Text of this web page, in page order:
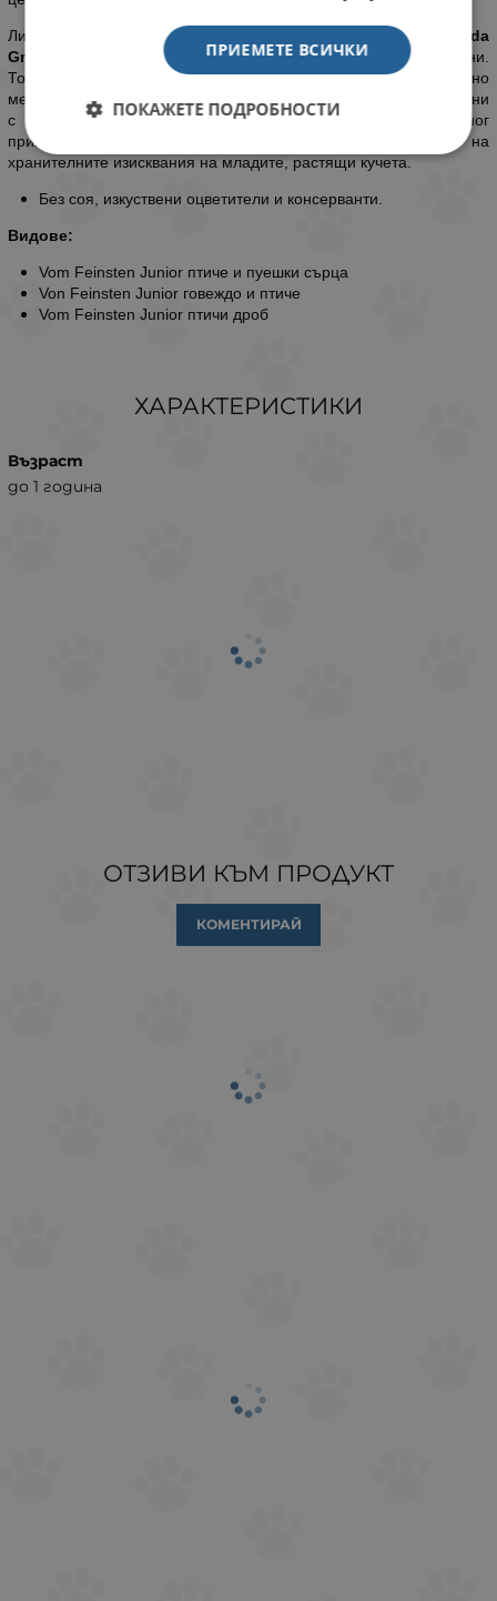
Линията Vom Feinsten , произведена в Германия от Animonda
GmbH
, предлага пастет за малки и растящи кученца над 35 дни.
Това са деликатесни пастети за кучета от висококачествено
месо, направени със специално подбрани съставки, съобразени
с изискванията на всяка фаза от живота на вашия четириног
приятел. Специално разработена да съответства на
хранителните изисквания на младите, растящи кучета.
Без соя, изкуствени оцветители и консерванти.
Видове:
Vom Feinsten Junior птиче и пуешки сърца
Von Feinsten Junior говеждо и птиче
Vom Feinsten Junior птичи дроб
ХАРАКТЕРИСТИКИ
Възраст
до 1 година
ОТЗИВИ КЪМ ПРОДУКТ
КОМЕНТИРАЙ
ПРИЕМЕТЕ ВСИЧКИ
ПОКАЖЕТЕ ПОДРОБНОСТИ